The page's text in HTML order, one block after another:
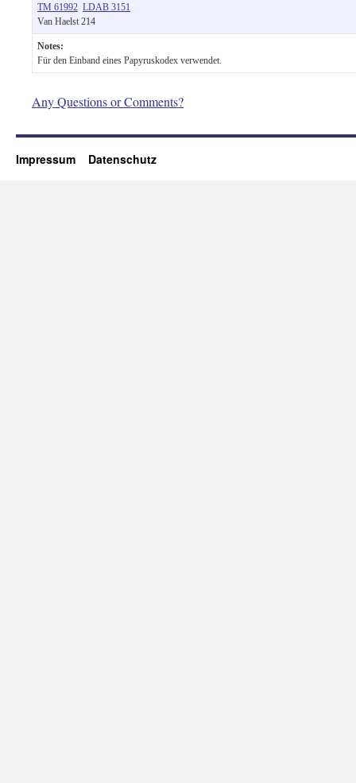
TM 61992 LDAB 3151
Van Haelst 214
Notes:
Für den Einband eines Papyruskodex verwendet.
Any Questions or Comments?
Impressum Datenschutz